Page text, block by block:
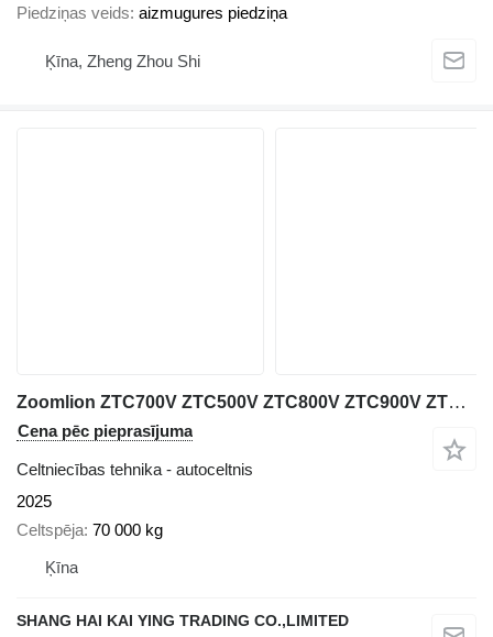
Piedziņas veids aizmugures piedziņa
Ķīna, Zheng Zhou Shi
Zoomlion ZTC700V ZTC500V ZTC800V ZTC900V ZTC1000V 70Ton 80ton 90t 100t
Cena pēc pieprasījuma
Celtniecības tehnika - autoceltnis
2025
Celtspēja 70 000 kg
Ķīna
SHANG HAI KAI YING TRADING CO.,LIMITED